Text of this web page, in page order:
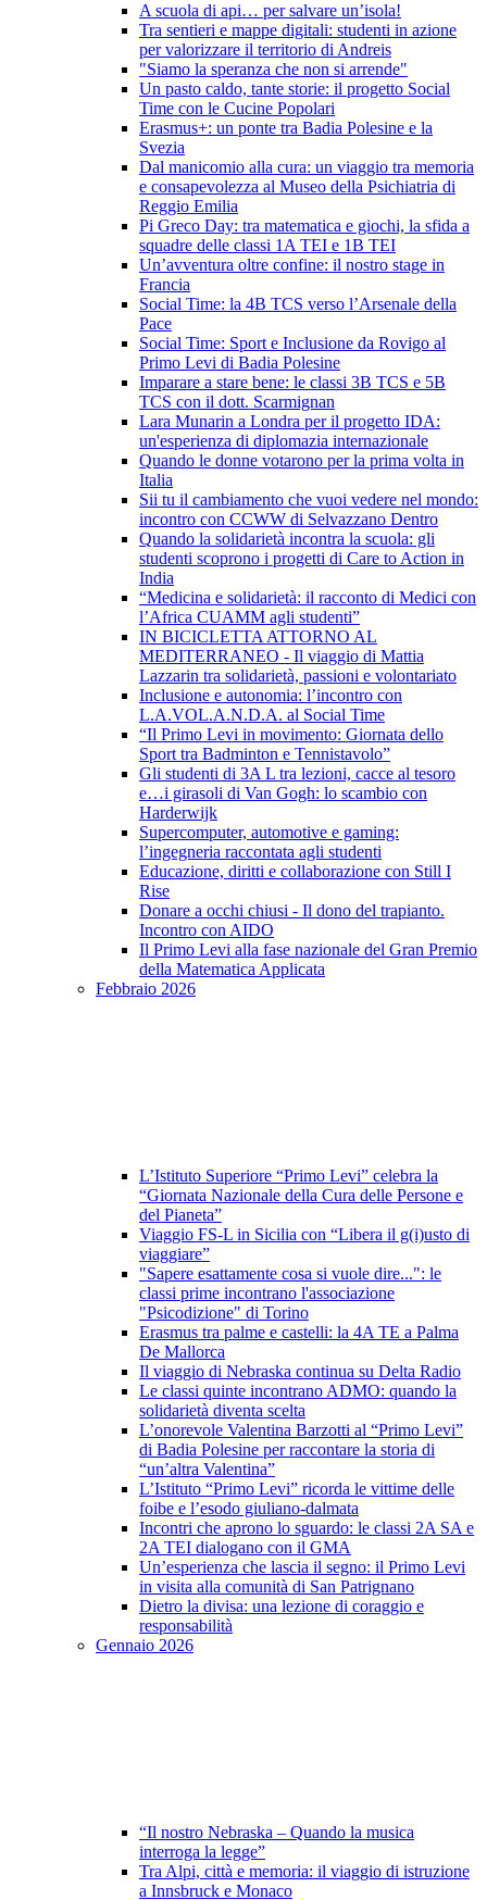
A scuola di api… per salvare un’isola!
Tra sentieri e mappe digitali: studenti in azione
per valorizzare il territorio di Andreis
"Siamo la speranza che non si arrende"
Un pasto caldo, tante storie: il progetto Social
Time con le Cucine Popolari
Erasmus+: un ponte tra Badia Polesine e la
Svezia
Dal manicomio alla cura: un viaggio tra memoria
e consapevolezza al Museo della Psichiatria di
Reggio Emilia
Pi Greco Day: tra matematica e giochi, la sfida a
squadre delle classi 1A TEI e 1B TEI
Un’avventura oltre confine: il nostro stage in
Francia
Social Time: la 4B TCS verso l’Arsenale della
Pace
Social Time: Sport e Inclusione da Rovigo al
Primo Levi di Badia Polesine
Imparare a stare bene: le classi 3B TCS e 5B
TCS con il dott. Scarmignan
Lara Munarin a Londra per il progetto IDA:
un'esperienza di diplomazia internazionale
Quando le donne votarono per la prima volta in
Italia
Sii tu il cambiamento che vuoi vedere nel mondo:
incontro con CCWW di Selvazzano Dentro
Quando la solidarietà incontra la scuola: gli
studenti scoprono i progetti di Care to Action in
India
“Medicina e solidarietà: il racconto di Medici con
l’Africa CUAMM agli studenti”
IN BICICLETTA ATTORNO AL
MEDITERRANEO - Il viaggio di Mattia
Lazzarin tra solidarietà, passioni e volontariato
Inclusione e autonomia: l’incontro con
L.A.VOL.A.N.D.A. al Social Time
“Il Primo Levi in movimento: Giornata dello
Sport tra Badminton e Tennistavolo”
Gli studenti di 3A L tra lezioni, cacce al tesoro
e…i girasoli di Van Gogh: lo scambio con
Harderwijk
Supercomputer, automotive e gaming:
l’ingegneria raccontata agli studenti
Educazione, diritti e collaborazione con Still I
Rise
Donare a occhi chiusi - Il dono del trapianto.
Incontro con AIDO
Il Primo Levi alla fase nazionale del Gran Premio
della Matematica Applicata
Febbraio 2026
L’Istituto Superiore “Primo Levi” celebra la
“Giornata Nazionale della Cura delle Persone e
del Pianeta”
Viaggio FS-L in Sicilia con “Libera il g(i)usto di
viaggiare”
"Sapere esattamente cosa si vuole dire...": le
classi prime incontrano l'associazione
"Psicodizione" di Torino
Erasmus tra palme e castelli: la 4A TE a Palma
De Mallorca
Il viaggio di Nebraska continua su Delta Radio
Le classi quinte incontrano ADMO: quando la
solidarietà diventa scelta
L’onorevole Valentina Barzotti al “Primo Levi”
di Badia Polesine per raccontare la storia di
“un’altra Valentina”
L’Istituto “Primo Levi” ricorda le vittime delle
foibe e l’esodo giuliano-dalmata
Incontri che aprono lo sguardo: le classi 2A SA e
2A TEI dialogano con il GMA
Un’esperienza che lascia il segno: il Primo Levi
in visita alla comunità di San Patrignano
Dietro la divisa: una lezione di coraggio e
responsabilità
Gennaio 2026
“Il nostro Nebraska – Quando la musica
interroga la legge”
Tra Alpi, città e memoria: il viaggio di istruzione
a Innsbruck e Monaco